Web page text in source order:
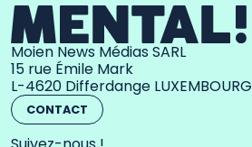
Moien News Médias SARL
15 rue Émile Mark
L-4620 Differdange LUXEMBOURG
CONTACT